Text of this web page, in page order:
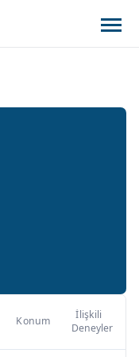
Konum
İlişkili
Deneyler